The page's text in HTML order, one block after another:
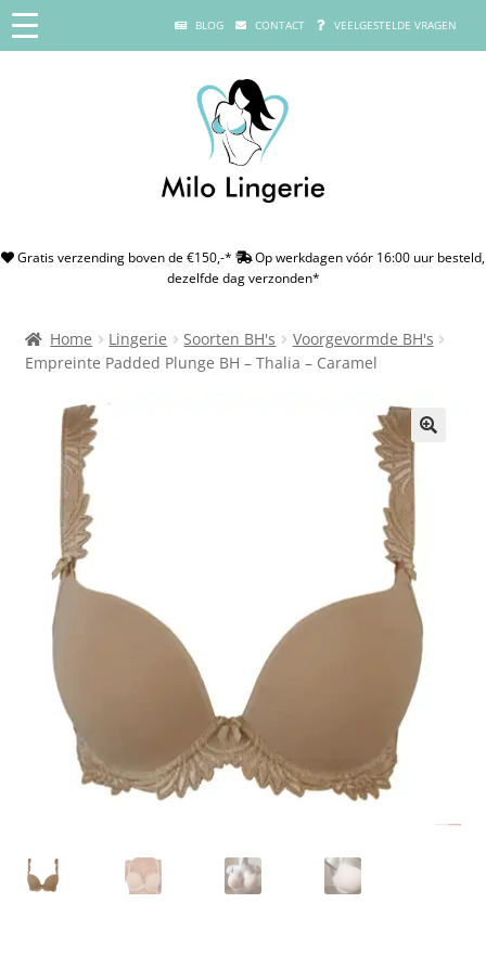
BLOG CONTACT VEELGESTELDE VRAGEN
Gratis verzending boven de €150,-*
Op werkdagen vóór 16:00 uur besteld,
dezelfde dag verzonden*
Home Lingerie Soorten BH's
Voorgevormde BH's
Empreinte Padded Plunge BH – Thalia – Caramel